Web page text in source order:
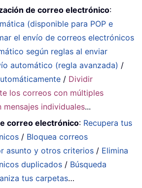
de correo electrónico:
(disponible para POP e
el envío de correos electrónicos
según reglas al enviar
automático (regla avanzada) /
/ Dividir
los correos con múltiples
mensajes individuales...
correo electrónico: Recupera tus
/ Bloquea correos
asunto y otros criterios / Elimina
duplicados / Búsqueda
tus carpetas…